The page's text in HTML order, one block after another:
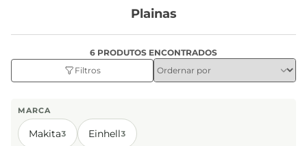
Plainas
6 PRODUTOS ENCONTRADOS
Filtros
MARCA
Makita3 Einhell3